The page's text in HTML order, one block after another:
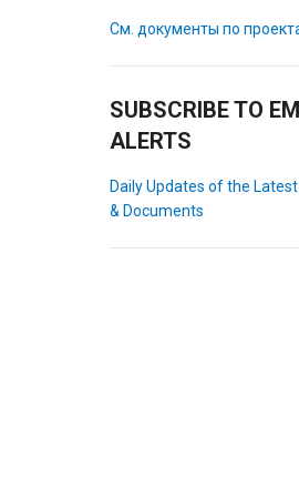
См. документы по
SUBSCRIBE TO
ALERTS
Daily Updates of the
& Documents